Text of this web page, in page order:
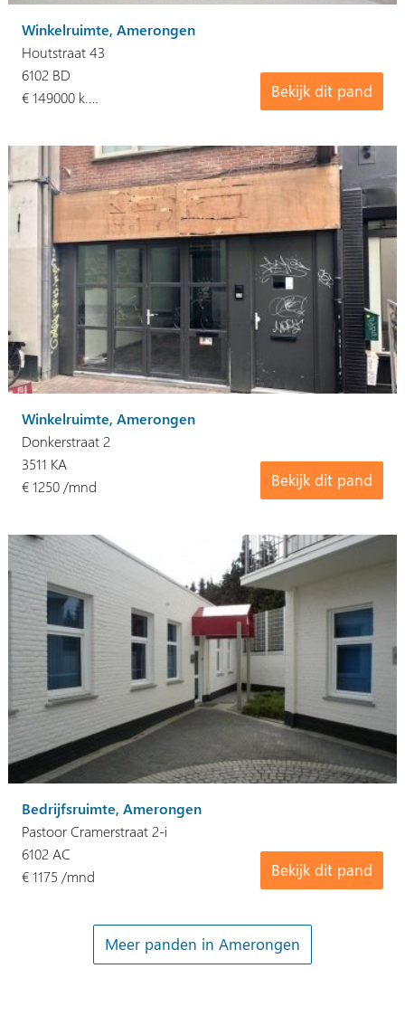
Winkelruimte, Amerongen
Houtstraat 43
Bekijk dit pand
6102 BD
€ 149000 k.…
Winkelruimte, Amerongen
Donkerstraat 2
Bekijk dit pand
3511 KA
€ 1250 /mnd
Bedrijfsruimte, Amerongen
Pastoor Cramerstraat 2-i
Bekijk dit pand
6102 AC
€ 1175 /mnd
Meer panden in Amerongen